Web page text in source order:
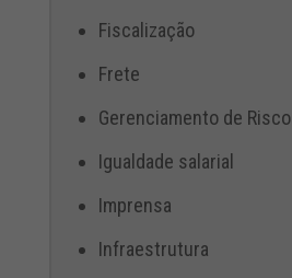
Fiscalização
Frete
Gerenciamento de Risco
Igualdade salarial
Imprensa
Infraestrutura